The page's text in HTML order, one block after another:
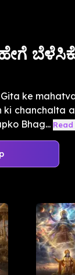
ke
ki chanchalta
Bhag...